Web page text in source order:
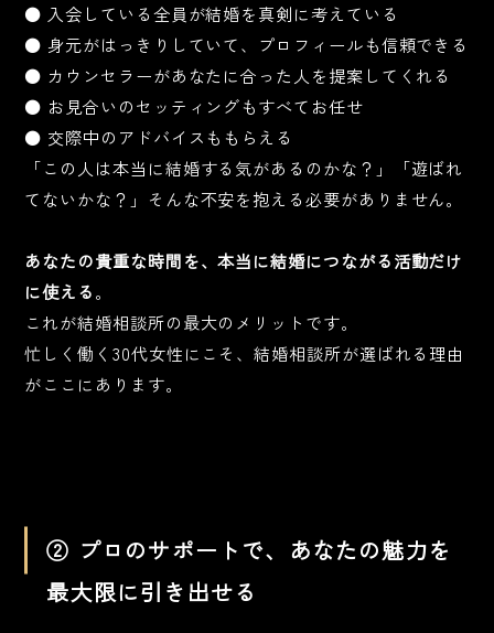
● 入会している全員が結婚を真剣に考えている
● 身元がはっきりしていて、プロフィールも信頼できる
● カウンセラーがあなたに合った人を提案してくれる
● お見合いのセッティングもすべてお任せ
● 交際中のアドバイスももらえる
「この人は本当に結婚する気があるのかな？」「遊ばれ
てないかな？」そんな不安を抱える必要がありません。
あなたの貴重な時間を、本当に結婚につながる活動だけ
に使える。
これが結婚相談所の最大のメリットです。
忙しく働く30代女性にこそ、結婚相談所が選ばれる理由
がここにあります。
② プロのサポートで、あなたの魅力を
最大限に引き出せる